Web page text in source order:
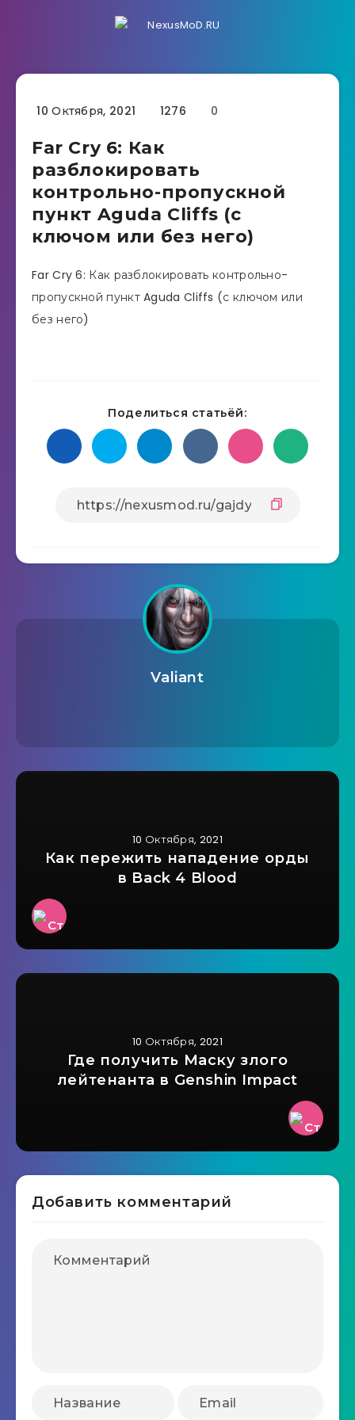
10 Октября, 2021 1276 0
Far Cry 6: Как
разблокировать
контрольно-пропускной
пункт Aguda Cliffs (с
ключом или без него)
Far Cry 6: Как разблокировать контрольно-
пропускной пункт Aguda Cliffs (с ключом или
без него)
Поделиться статьёй:
Valiant
10 Октября, 2021
Как пережить нападение орды
в Back 4 Blood
10 Октября, 2021
Где получить Маску злого
лейтенанта в Genshin Impact
Добавить комментарий